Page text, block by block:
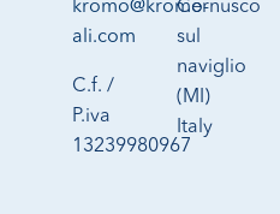
kromo@kromo-
ali.com
C.f. /
P.iva
13239980967
Cernusco
sul
naviglio
(MI)
Italy